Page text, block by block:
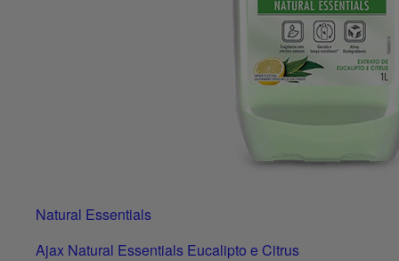
Natural Essentials
Ajax Natural Essentials Eucalipto e Citrus